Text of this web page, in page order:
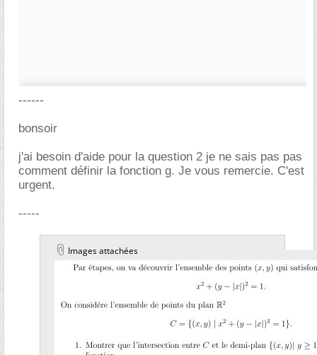
------
bonsoir
j'ai besoin d'aide pour la question 2 je ne sais pas pas
comment définir la fonction g. Je vous remercie. C'est
urgent.
-----
Images attachées